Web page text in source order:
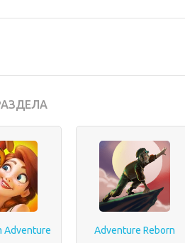
Adventure Adventure Reborn